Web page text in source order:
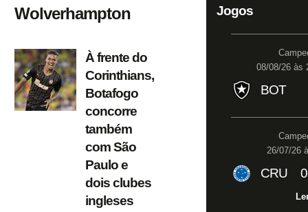
Wolverhampton
À frente do
Corinthians,
Botafogo
concorre
também
com São
Paulo e
dois clubes
ingleses
Jogos
08/08/26 às
BOT
26/07/26
CRU 0